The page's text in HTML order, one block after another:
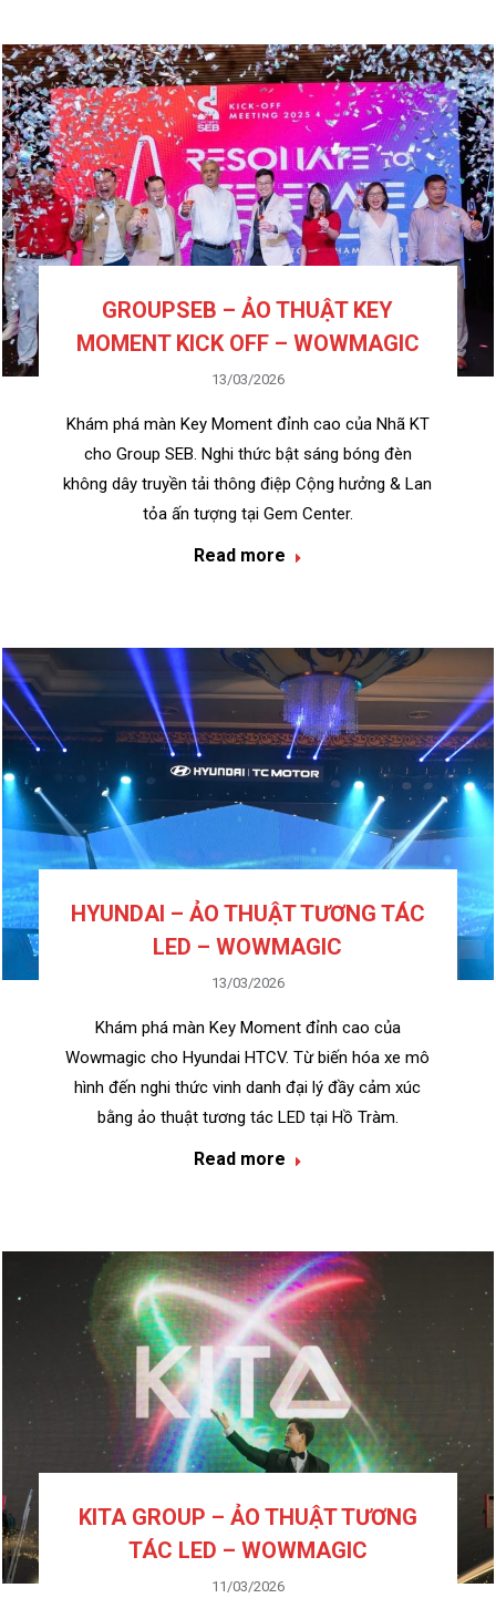
GROUPSEB – ẢO THUẬT KEY
MOMENT KICK OFF – WOWMAGIC
13/03/2026
Khám phá màn Key Moment đỉnh cao của Nhã KT
cho Group SEB. Nghi thức bật sáng bóng đèn
không dây truyền tải thông điệp Cộng hưởng & Lan
tỏa ấn tượng tại Gem Center.
Read more
HYUNDAI – ẢO THUẬT TƯƠNG TÁC
LED – WOWMAGIC
13/03/2026
Khám phá màn Key Moment đỉnh cao của
Wowmagic cho Hyundai HTCV. Từ biến hóa xe mô
hình đến nghi thức vinh danh đại lý đầy cảm xúc
bằng ảo thuật tương tác LED tại Hồ Tràm.
Read more
KITA GROUP – ẢO THUẬT TƯƠNG
TÁC LED – WOWMAGIC
11/03/2026